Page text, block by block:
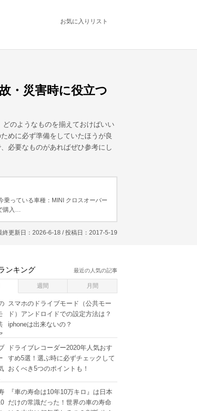
お気に入りリスト
・災害時に役立つ
のようなものを揃えておけばいい
めに必ず準備をしていたほうが良
必要なものがあればぜひ参考にし
乗っている車種：MINI クロスオーバー
購入…
終更新日：2026-6-18 / 投稿日： 2017-5-19
ンキング 最近の人気の記事
週間 月間
スマホのドライブモード（公共モー
ド）アンドロイドでの設定方法は？
iphoneは出来ないの？
ドライブレコーダー2020年人気おす
すめ5選！選ぶ時に必ずチェックして
おくべき5つのポイントも！
『車の寿命は10年10万キロ』は日本
だけの常識だった！世界の車の寿命